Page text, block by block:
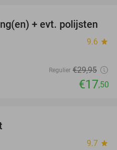
42%
+ evt. polijsten
9.6 star
Regulier €29,95
€17,50
9.7 star